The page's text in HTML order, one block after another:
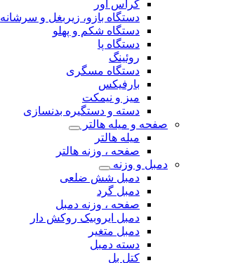
کراس اور
دستگاه بازو، زیربغل و سرشانه
دستگاه شکم و پهلو
دستگاه پا
روئینگ
دستگاه مسگری
بارفیکس
میز و نیمکت
دسته و دستگیره بدنسازی
صفحه و میله هالتر
میله هالتر
صفحه ، وزنه هالتر
دمبل و وزنه
دمبل شش ضلعی
دمبل گرد
صفحه ، وزنه دمبل
دمبل ایروبیک روکش دار
دمبل متغیر
دسته دمبل
کتل بل